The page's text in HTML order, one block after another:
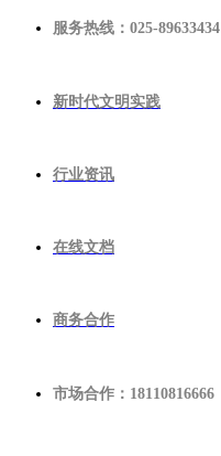
服务热线：025-89633434
新时代文明实践
行业资讯
在线文档
商务合作
市场合作：18110816666